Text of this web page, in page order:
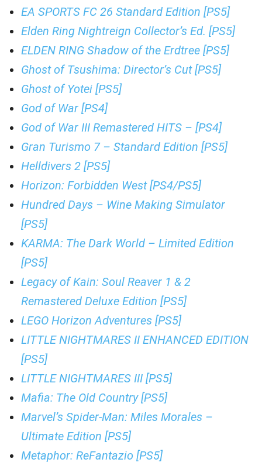
EA SPORTS FC 26 Standard Edition [PS5]
Elden Ring Nightreign Collector’s Ed. [PS5]
ELDEN RING Shadow of the Erdtree [PS5]
Ghost of Tsushima: Director’s Cut [PS5]
Ghost of Yotei [PS5]
God of War [PS4]
God of War III Remastered HITS – [PS4]
Gran Turismo 7 – Standard Edition [PS5]
Helldivers 2 [PS5]
Horizon: Forbidden West [PS4/PS5]
Hundred Days – Wine Making Simulator
[PS5]
KARMA: The Dark World – Limited Edition
[PS5]
Legacy of Kain: Soul Reaver 1 & 2
Remastered Deluxe Edition [PS5]
LEGO Horizon Adventures [PS5]
LITTLE NIGHTMARES II ENHANCED EDITION
[PS5]
LITTLE NIGHTMARES III [PS5]
Mafia: The Old Country [PS5]
Marvel’s Spider-Man: Miles Morales –
Ultimate Edition [PS5]
Metaphor: ReFantazio [PS5]